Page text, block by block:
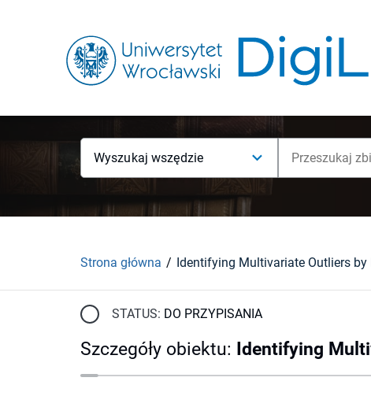
Wyszukaj wszędzie
Strona główna
STATUS: DO PRZYPISANIA
Szczegóły obiektu: Identifying